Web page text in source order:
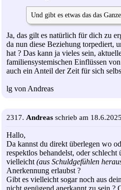
Und gibt es etwas das das
Ja, das gilt es natürlich für dich zu
da nun diese Beziehung torpediert,
hat ? Das kann ja vieles sein,
familiensystemischen Einflüssen
auch ein Anteil der Zeit für sich
lg von Andreas
2317. Andreas schrieb am
Hallo,
Da kannst du direkt überlegen wo
respektlos behandelst, oder schlecht
vielleicht (aus Schuldgefühlen
Anerkennung erlaubst ?
Gibt es vielleicht sogar noch aus
nicht genügend anerkannt zu sein ?